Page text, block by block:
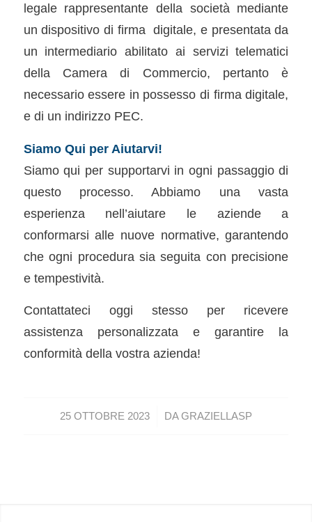
legale rappresentante della società mediante
un dispositivo di firma digitale, e presentata da
un intermediario abilitato ai servizi telematici
della Camera di Commercio, pertanto è
necessario essere in possesso di firma digitale,
e di un indirizzo PEC.
Siamo Qui per Aiutarvi!
Siamo qui per supportarvi in ogni passaggio di
questo processo. Abbiamo una vasta
esperienza nell’aiutare le aziende a
conformarsi alle nuove normative, garantendo
che ogni procedura sia seguita con precisione
e tempestività.
Contattateci oggi stesso per ricevere
assistenza personalizzata e garantire la
conformità della vostra azienda!
25 OTTOBRE 2023
/ DAGRAZIELLASP